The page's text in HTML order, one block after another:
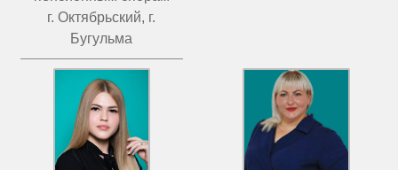
г. Октябрьский, г.
Бугульма